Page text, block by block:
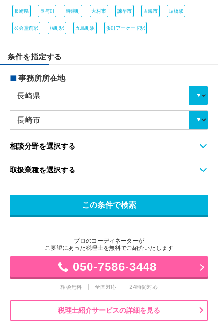
長崎県 長与町 時津町 大村市 諫早市 西海市 賑橋駅
公会堂前駅 桜町駅 五島町駅 浜町アーケード駅
条件を指定する
■ 事務所所在地
相談分野を選択する
取扱業種を選択する
プロのコーディネーターが
ご要望にあった税理士を無料でご紹介いたします
050-7586-3448
相談無料 全国対応 24時間対応
税理士紹介サービスの詳細を見る